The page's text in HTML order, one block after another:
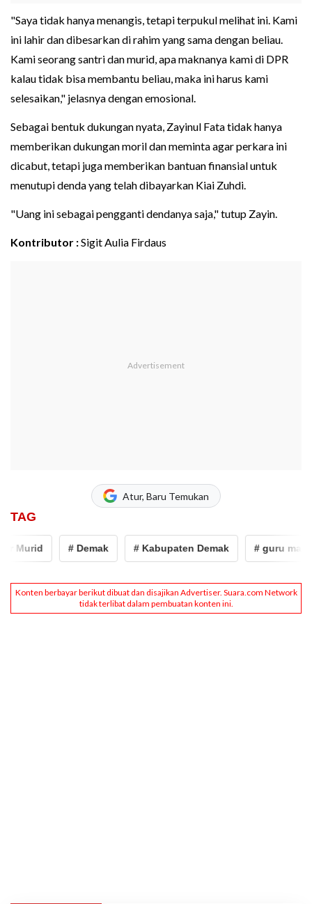
"Saya tidak hanya menangis, tetapi terpukul melihat ini. Kami
ini lahir dan dibesarkan di rahim yang sama dengan beliau.
Kami seorang santri dan murid, apa maknanya kami di DPR
kalau tidak bisa membantu beliau, maka ini harus kami
selesaikan," jelasnya dengan emosional.
Sebagai bentuk dukungan nyata, Zayinul Fata tidak hanya
memberikan dukungan moril dan meminta agar perkara ini
dicabut, tetapi juga memberikan bantuan finansial untuk
menutupi denda yang telah dibayarkan Kiai Zuhdi.
"Uang ini sebagai pengganti dendanya saja," tutup Zayin.
Kontributor :Sigit Aulia Firdaus
Atur, Baru Temukan
TAG
Murid # Demak # Kabupaten Demak # guru madin